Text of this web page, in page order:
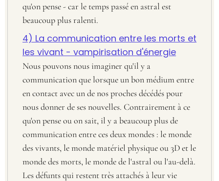
qu'on pense - car le temps passé en astral est
beaucoup plus ralenti.
4) La communication entre les morts et
les vivant - vampirisation d'énergie
Nous pouvons nous imaginer qu'il y a
communication que lorsque un bon médium entre
en contact avec un de nos proches décédés pour
nous donner de ses nouvelles. Contrairement à ce
qu'on pense ou on sait, il y a beaucoup plus de
communication entre ces deux mondes : le monde
des vivants, le monde matériel physique ou 3D et le
monde des morts, le monde de l'astral ou l'au-delà.
Les défunts qui restent très attachés à leur vie